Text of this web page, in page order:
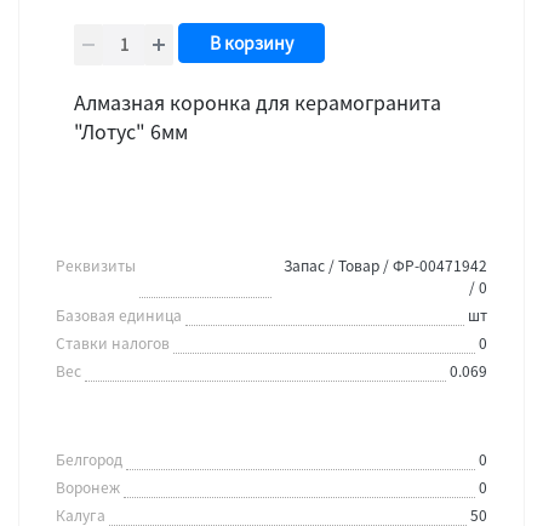
В корзину
Алмазная коронка для керамогранита
"Лотус" 6мм
Реквизиты
Запас / Товар / ФР-00471942
/ 0
Базовая единица
шт
Ставки налогов
0
Вес
0.069
Белгород
0
Воронеж
0
Калуга
50